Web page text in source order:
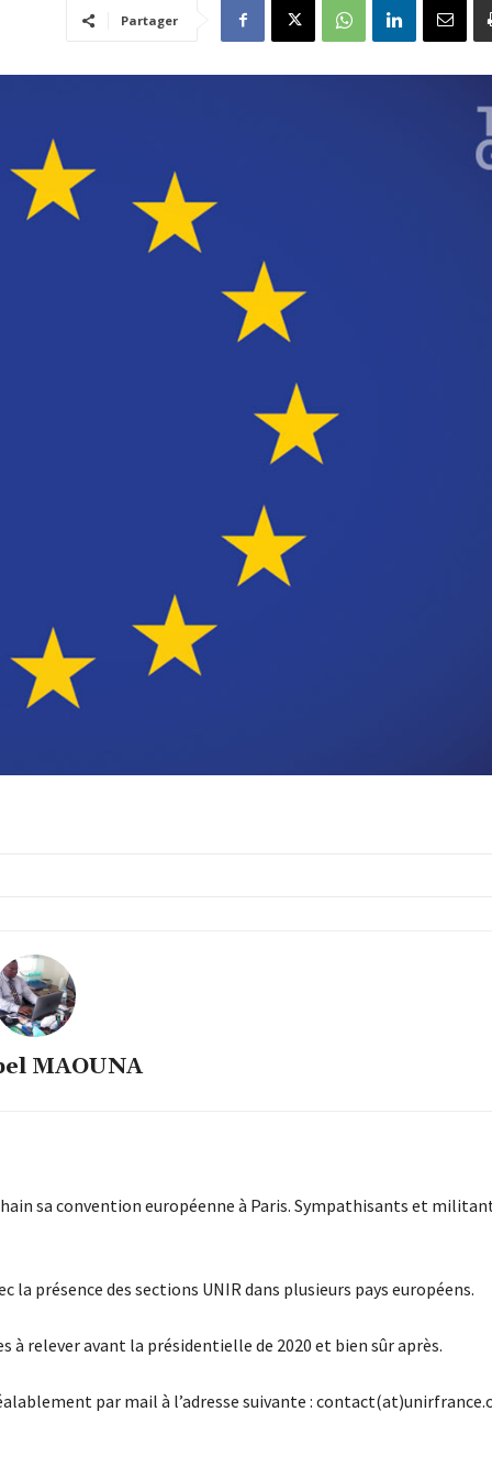
Partager
MAOUNA
sa convention européenne à Paris. Sympathisants et
la présence des sections UNIR dans plusieurs pays européens.
relever avant la présidentielle de 2020 et bien sûr après.
par mail à l’adresse suivante :